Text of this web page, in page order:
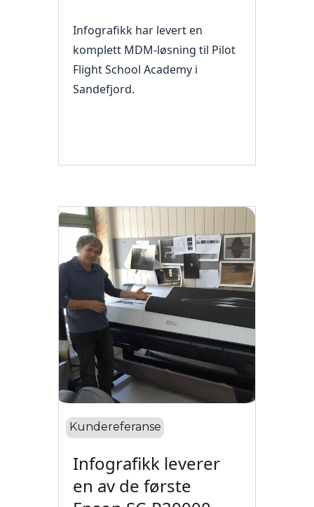
Infografikk har levert en
komplett MDM-løsning til Pilot
Flight School Academy i
Sandefjord.
Kundereferanse
Infografikk leverer
en av de første